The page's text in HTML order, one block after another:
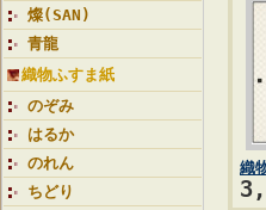
燦(SAN)
青龍
織物ふすま紙
のぞみ
はるか
のれん
ちどり
織